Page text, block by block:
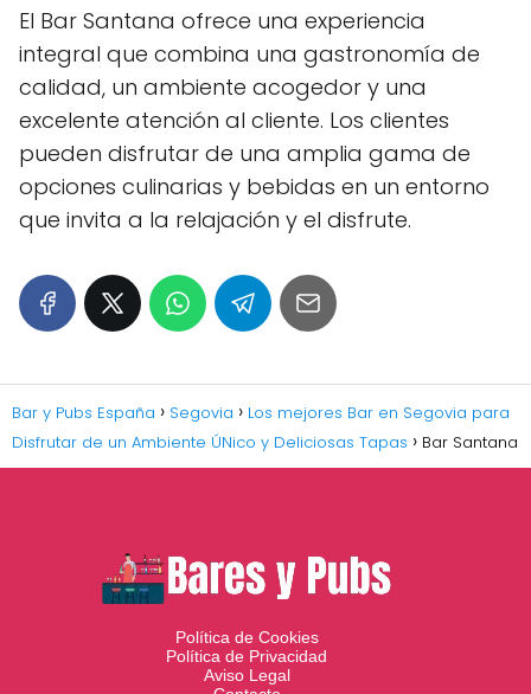
El Bar Santana ofrece una experiencia
integral que combina una gastronomía de
calidad, un ambiente acogedor y una
excelente atención al cliente. Los clientes
pueden disfrutar de una amplia gama de
opciones culinarias y bebidas en un entorno
que invita a la relajación y el disfrute.
Bar y Pubs España Segovia
Los mejores Bar en Segovia para
Disfrutar de un Ambiente ÚNico y Deliciosas Tapas
Bar Santana
Política de Cookies
Política de Privacidad
Aviso Legal